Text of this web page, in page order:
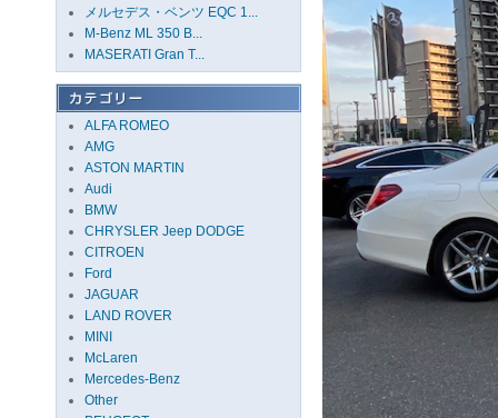
メルセデス・ベンツ EQC 1...
M-Benz ML 350 B...
MASERATI Gran T...
ALFA ROMEO
AMG
ASTON MARTIN
Audi
BMW
CHRYSLER Jeep DODGE
CITROEN
Ford
JAGUAR
LAND ROVER
MINI
McLaren
Mercedes-Benz
Other